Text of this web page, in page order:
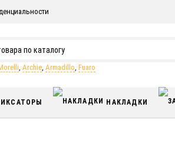
, Archie, Armadillo, Fuaro
НАКЛАДКИ